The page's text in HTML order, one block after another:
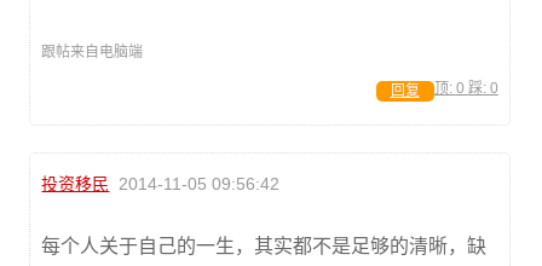
跟帖来自电脑端
顶: 0 踩: 0
回复
投资移民 2014-11-05 09:56:42
每个人关于自己的一生，其实都不是足够的清晰，缺